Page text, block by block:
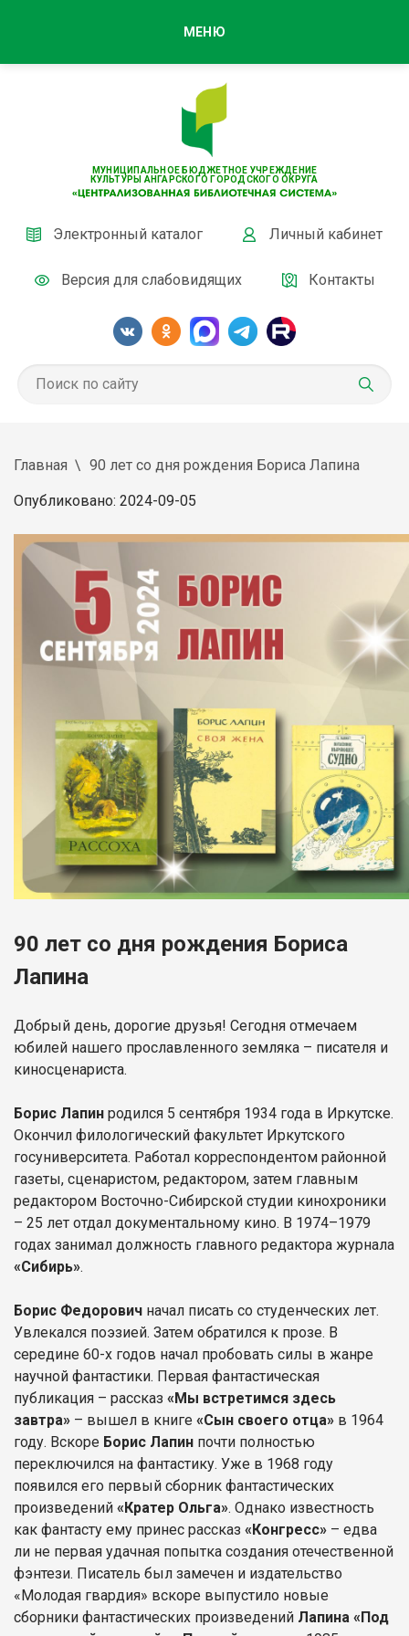
МУНИЦИПАЛЬНОЕ БЮДЖЕТНОЕ УЧРЕЖДЕНИЕ
КУЛЬТУРЫ АНГАРСКОГО ГОРОДСКОГО ОКРУГА
Электронный каталог Личный кабинет
Версия для слабовидящих Контакты
МЕНЮ
Главная 90 лет со дня рождения Бориса Лапина
Опубликовано: 2024-09-05
90 лет со дня рождения Бориса
Лапина
Добрый день, дорогие друзья! Сегодня отмечаем
юбилей нашего прославленного земляка – писателя и
киносценариста.
Борис Лапин родился 5 сентября 1934 года в Иркутске.
Окончил филологический факультет Иркутского
госуниверситета. Работал корреспондентом районной
газеты, сценаристом, редактором, затем главным
редактором Восточно-Сибирской студии кинохроники
– 25 лет отдал документальному кино. В 1974–1979
годах занимал должность главного редактора журнала
«Сибирь».
Борис Федорович начал писать со студенческих лет.
Увлекался поэзией. Затем обратился к прозе. В
середине 60-х годов начал пробовать силы в жанре
научной фантастики. Первая фантастическая
публикация – рассказ «Мы встретимся здесь
завтра» – вышел в книге «Сын своего отца» в 1964
году. Вскоре Борис Лапин почти полностью
переключился на фантастику. Уже в 1968 году
появился его первый сборник фантастических
произведений «Кратер Ольга». Однако известность
как фантасту ему принес рассказ «Конгресс» – едва
ли не первая удачная попытка создания отечественной
фэнтези. Писатель был замечен и издательство
«Молодая гвардия» вскоре выпустило новые
сборники фантастических произведений Лапина «Под